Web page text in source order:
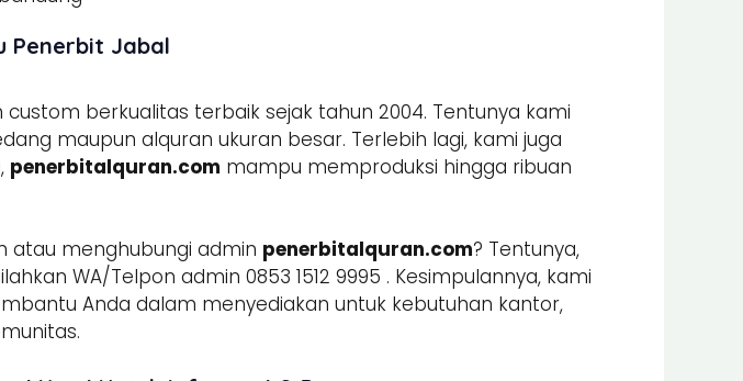
Penerbit Jabal
berkualitas terbaik sejak tahun 2004. Tentunya kami
maupun alquran ukuran besar. Terlebih lagi, kami juga
penerbitalquran.com mampu memproduksi hingga ribuan
atau menghubungi admin penerbitalquran.com? Tentunya,
WA/Telpon admin 0853 1512 9995 . Kesimpulannya, kami
Anda dalam menyediakan untuk kebutuhan kantor,